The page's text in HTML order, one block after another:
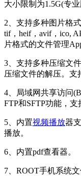
大小限制为1.5G(专业
2、支持多种图片格
tif，heif，avif，ico,
片格式的文件管理
3、支持多种压缩文
压缩文件的解压。支
4、局域网共享访问
FTP和SFTP功能，
5、内置视频播放器
播放。
6、内置pdf查看器。
7、ROOT手机系统